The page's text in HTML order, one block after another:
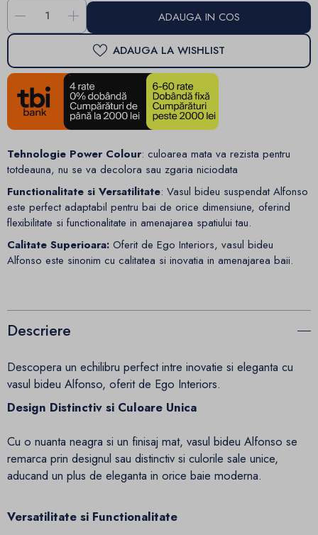
- + ADAUGA IN COS
ADAUGA LA WISHLIST
Tehnologie Power Colour: culoarea mata va rezista pentru
totdeauna, nu se va decolora sau zgaria niciodata
Functionalitate si Versatilitate: Vasul bideu suspendat Alfonso
este perfect adaptabil pentru bai de orice dimensiune, oferind
flexibilitate si functionalitate in amenajarea spatiului tau.
Calitate Superioara: Oferit de Ego Interiors, vasul bideu
Alfonso este sinonim cu calitatea si inovatia in amenajarea baii.
Descriere
Descopera un echilibru perfect intre inovatie si eleganta cu
vasul bideu Alfonso, oferit de Ego Interiors.
Design Distinctiv si Culoare Unica
Cu o nuanta neagra si un finisaj mat, vasul bideu Alfonso se
remarca prin designul sau distinctiv si culorile sale unice,
aducand un plus de eleganta in orice baie moderna.
Versatilitate si Functionalitate